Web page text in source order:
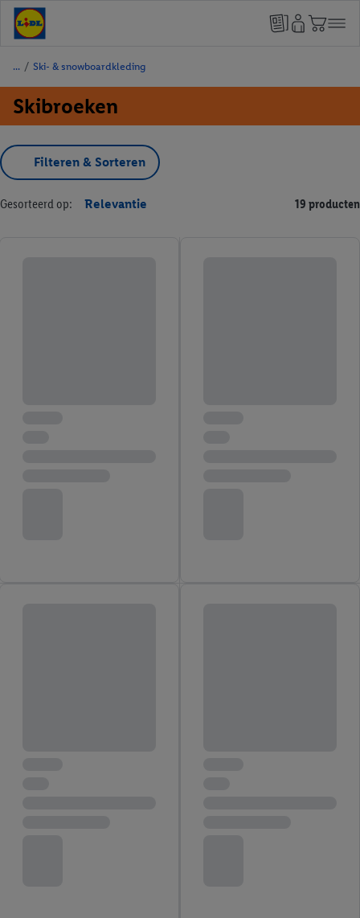
/ Ski- & snowboardkleding
Skibroeken
Filteren & Sorteren
Gesorteerd op: Relevantie 19 producten